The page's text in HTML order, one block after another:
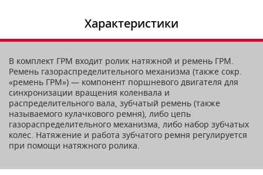
Характеристики
В комплект ГРМ входит ролик натяжной и ремень ГРМ.
Ремень газораспределительного механизма (также сокр.
«ремень ГРМ») — компонент поршневого двигателя для
синхронизации вращения коленвала и
распределительного вала, зубчатый ремень (также
называемого кулачкового ремня), либо цепь
газораспределительного механизма, либо набор зубчатых
колес. Натяжение и работа зубчатого ремня регулируется
при помощи натяжного ролика.